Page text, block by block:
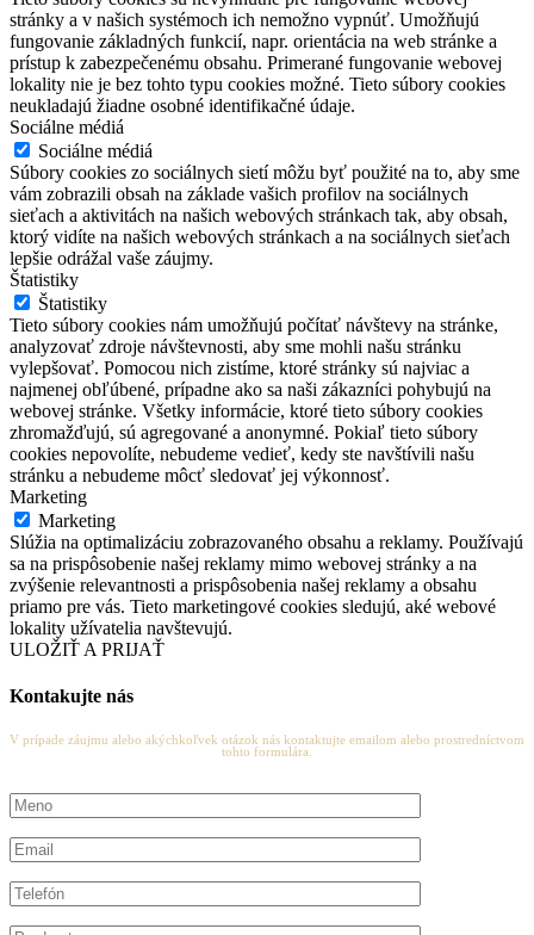
stránky a v našich systémoch ich nemožno vypnúť. Umožňujú
fungovanie základných funkcií, napr. orientácia na web stránke a
prístup k zabezpečenému obsahu. Primerané fungovanie webovej
lokality nie je bez tohto typu cookies možné. Tieto súbory cookies
neukladajú žiadne osobné identifikačné údaje.
Sociálne médiá
Sociálne médiá
Súbory cookies zo sociálnych sietí môžu byť použité na to, aby sme
vám zobrazili obsah na základe vašich profilov na sociálnych
sieťach a aktivitách na našich webových stránkach tak, aby obsah,
ktorý vidíte na našich webových stránkach a na sociálnych sieťach
lepšie odrážal vaše záujmy.
Štatistiky
Štatistiky
Tieto súbory cookies nám umožňujú počítať návštevy na stránke,
analyzovať zdroje návštevnosti, aby sme mohli našu stránku
vylepšovať. Pomocou nich zistíme, ktoré stránky sú najviac a
najmenej obľúbené, prípadne ako sa naši zákazníci pohybujú na
webovej stránke. Všetky informácie, ktoré tieto súbory cookies
zhromažďujú, sú agregované a anonymné. Pokiaľ tieto súbory
cookies nepovolíte, nebudeme vedieť, kedy ste navštívili našu
stránku a nebudeme môcť sledovať jej výkonnosť.
Marketing
Marketing
Slúžia na optimalizáciu zobrazovaného obsahu a reklamy. Používajú
sa na prispôsobenie našej reklamy mimo webovej stránky a na
zvýšenie relevantnosti a prispôsobenia našej reklamy a obsahu
priamo pre vás. Tieto marketingové cookies sledujú, aké webové
lokality užívatelia navštevujú.
ULOŽIŤ A PRIJAŤ
Kontakujte nás
V prípade záujmu alebo akýchkoľvek otázok nás kontaktujte emailom alebo prostredníctvom
tohto formulára.